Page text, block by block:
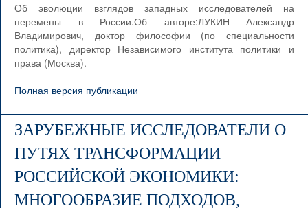
Об эволюции взглядов западных исследователей на
перемены в России.Об авторе:ЛУКИН Александр
Владимирович, доктор философии (по специальности
политика), директор Независимого института политики и
права (Москва).
Полная версия публикации
ЗАРУБЕЖНЫЕ ИССЛЕДОВАТЕЛИ О
ПУТЯХ ТРАНСФОРМАЦИИ
РОССИЙСКОЙ ЭКОНОМИКИ:
МНОГООБРАЗИЕ ПОДХОДОВ,